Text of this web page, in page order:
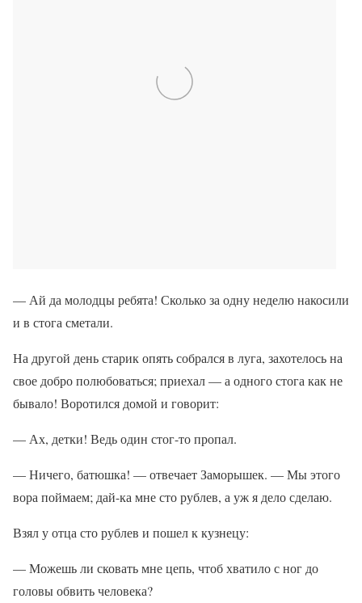
— Ай да молодцы ребята! Сколько за одну неделю накосили
и в стога сметали.
На другой день старик опять собрался в луга, захотелось на
свое добро полюбоваться; приехал — а одного стога как не
бывало! Воротился домой и говорит:
— Ах, детки! Ведь один стог-то пропал.
— Ничего, батюшка! — отвечает Заморышек. — Мы этого
вора поймаем; дай-ка мне сто рублев, а уж я дело сделаю.
Взял у отца сто рублев и пошел к кузнецу:
— Можешь ли сковать мне цепь, чтоб хватило с ног до
головы обвить человека?